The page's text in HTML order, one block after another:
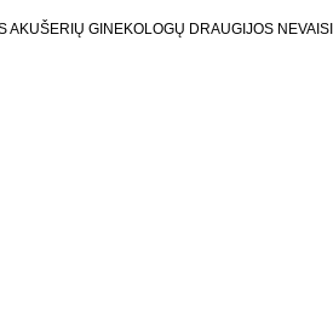
AKUŠERIŲ GINEKOLOGŲ DRAUGIJOS